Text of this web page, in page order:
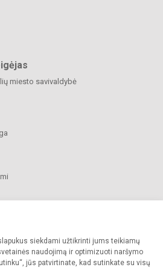
siekdami užtikrinti jums teikiamų
naudojimą ir optimizuoti naršymo
jūs patvirtinate, kad sutinkate su visų
miesto savivaldybė
progimnazija. Visos teisės saugomos.
gimnazijos sutikimo griežtai draudžiama.
paraiška Slapukų politika